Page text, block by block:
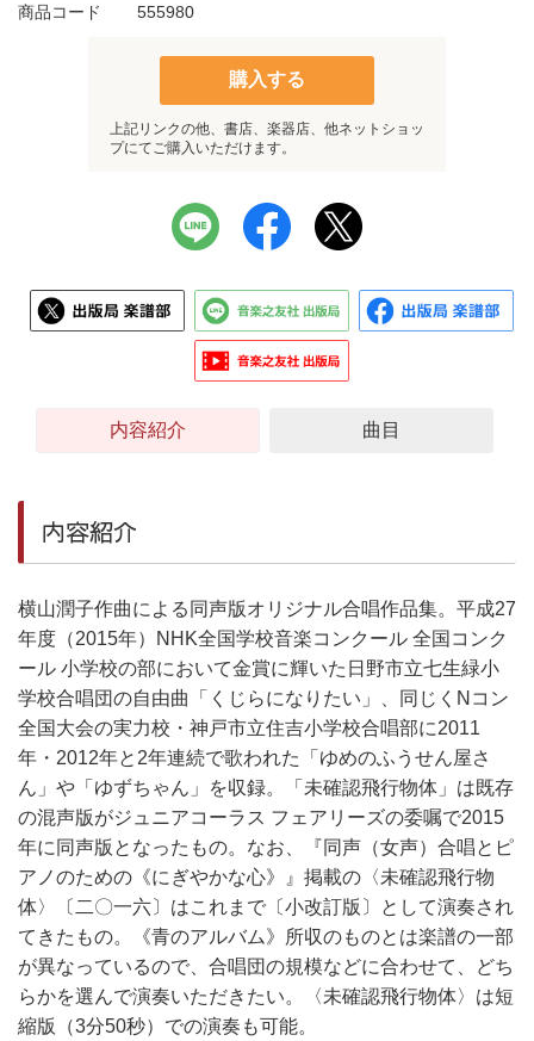
商品コード
555980
購入する
上記リンクの他、書店、楽器店、他ネットショッ
プにてご購入いただけます。
内容紹介 曲目
内容紹介
横山潤子作曲による同声版オリジナル合唱作品集。平成27
年度（2015年）NHK全国学校音楽コンクール 全国コンク
ール 小学校の部において金賞に輝いた日野市立七生緑小
学校合唱団の自由曲「くじらになりたい」、同じくNコン
全国大会の実力校・神戸市立住吉小学校合唱部に2011
年・2012年と2年連続で歌われた「ゆめのふうせん屋さ
ん」や「ゆずちゃん」を収録。「未確認飛行物体」は既存
の混声版がジュニアコーラス フェアリーズの委嘱で2015
年に同声版となったもの。なお、『同声（女声）合唱とピ
アノのための《にぎやかな心》』掲載の〈未確認飛行物
体〉〔二〇一六〕はこれまで〔小改訂版〕として演奏され
てきたもの。《青のアルバム》所収のものとは楽譜の一部
が異なっているので、合唱団の規模などに合わせて、どち
らかを選んで演奏いただきたい。〈未確認飛行物体〉は短
縮版（3分50秒）での演奏も可能。